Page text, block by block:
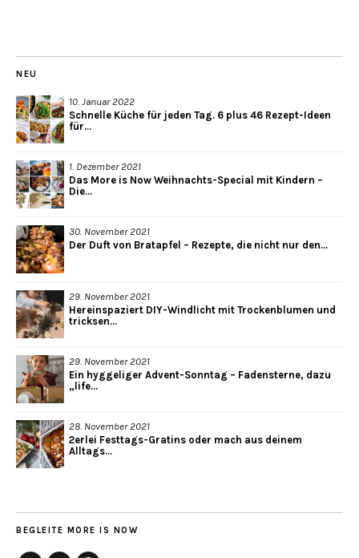
NEU
10. Januar 2022
Schnelle Küche für jeden Tag. 6 plus 46 Rezept-Ideen
für...
1. Dezember 2021
Das More is Now Weihnachts-Special mit Kindern –
Die...
30. November 2021
Der Duft von Bratapfel – Rezepte, die nicht nur den...
29. November 2021
Hereinspaziert DIY-Windlicht mit Trockenblumen und
tricksen...
29. November 2021
Ein hyggeliger Advent-Sonntag – Fadensterne, dazu
„life...
28. November 2021
2erlei Festtags-Gratins oder mach aus deinem
Alltags...
BEGLEITE MORE IS NOW